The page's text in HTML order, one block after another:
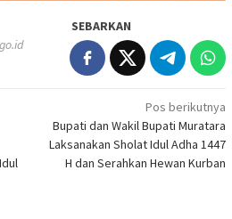
SEBARKAN
Pos berikutnya
Bupati dan Wakil Bupati Muratara
Laksanakan Sholat Idul Adha 1447
H dan Serahkan Hewan Kurban